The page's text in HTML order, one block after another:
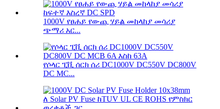
1000V የፀሐይ የውጪ ሃይል መከላከያ መሳሪያ
ጭማሪ አር...
የሶላር ፒቪ ሰርክ ሰሪ DC1000V DC550V DC800V
DC MC...